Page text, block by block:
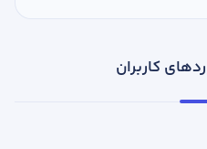
کاربران